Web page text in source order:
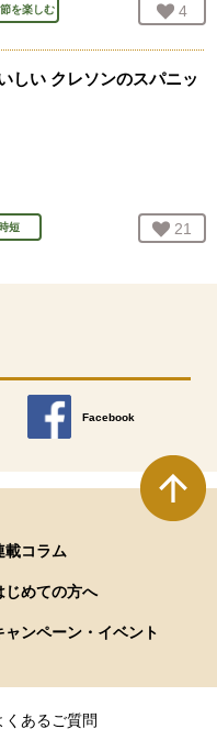
を楽しむ お気
4
しい クレソンのスパニッ
時短 お気
21
Facebook
別のウィンドウで開きます
載コラム
じめての方へ
ャンペーン・イベント
くあるご質問